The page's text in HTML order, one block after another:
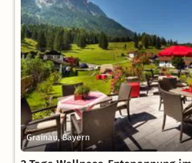
Grainau, Bayern